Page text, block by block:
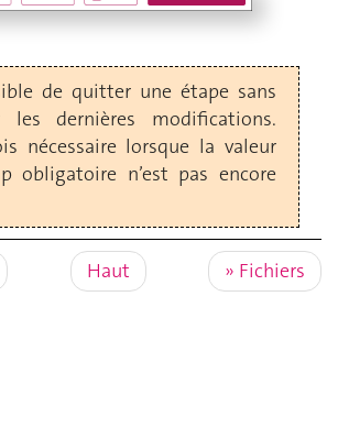
de quitter une étape sans
les dernières modifications.
nécessaire lorsque la valeur
obligatoire n’est pas encore
Fichiers
Haut